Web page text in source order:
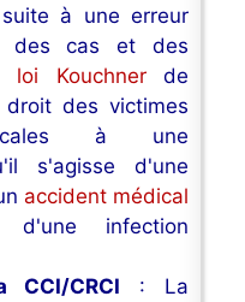
à une erreur
des cas et des
loi Kouchnerde
des victimes
à une
s'agisse d'une
accident médical
infection
CCI/CRCI : La